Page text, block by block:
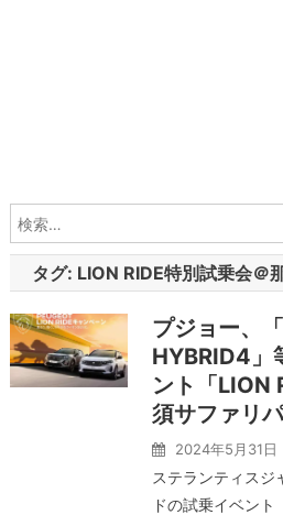
タグ: LION RIDE特別試乗会＠
プジョー、
HYBRID4」
ント「LION
須サファリ
2024年5月31日
ステランティスジ
ドの試乗イベン